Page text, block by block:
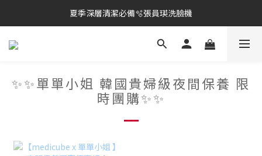
酷暑對策🧬PDRN修護方案五折起
夏季深層清潔必備🫧張員瑛洗臉機
加入LINE好友💚即享免運🛒
✨✨單單小姐 韓國貴婦級夜間保養 限
時團購✨✨